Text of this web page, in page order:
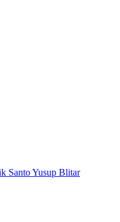
Santo Yusup Blitar